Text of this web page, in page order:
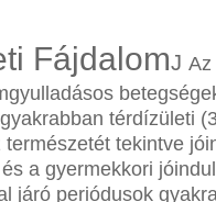
FájdalomJ Az
gyulladásos
térdízületi
természetét tekintve
és a gyermekkori
járó periódusok